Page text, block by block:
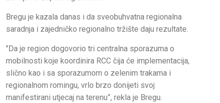
Bregu je kazala danas i da sveobuhvatna regionalna
saradnja i zajedničko regionalno tržište daju rezultate.
"Da je region dogovorio tri centralna sporazuma o
mobilnosti koje koordinira RCC čija će implementacija,
slično kao i sa sporazumom o zelenim trakama i
regionalnom romingu, vrlo brzo donijeti svoj
manifestirani utjecaj na terenu”, rekla je Bregu.